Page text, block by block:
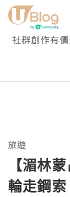
社群創作有
旅遊
【湄林
輪走鋼